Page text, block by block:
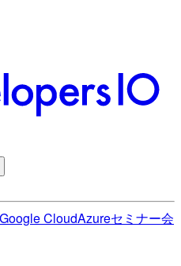
Google CloudAzureセミナー会